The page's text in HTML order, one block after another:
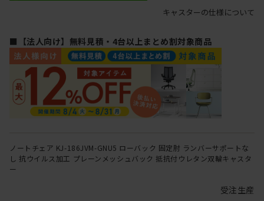
キャスターの仕様について
■【法人向け】無料見積・4台以上まとめ割対象商品
ノートチェア KJ-186JVM-GNU5 ローバック 固定肘 ランバーサポートな
し 抗ウイルス加工 プレーンメッシュバック 抵抗付ウレタン双輪キャスタ
ー
受注生産